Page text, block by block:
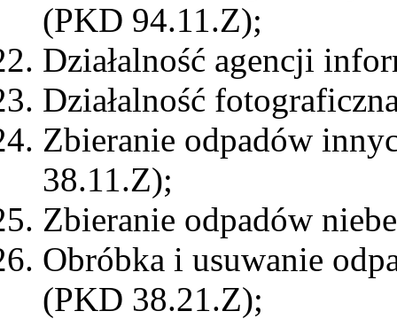
(PKD 94.11.Z);
Działalność agencji
Działalność
Zbieranie odpadów
38.11.Z);
Zbieranie odpadów
Obróbka i usuwanie
(PKD 38.21.Z);